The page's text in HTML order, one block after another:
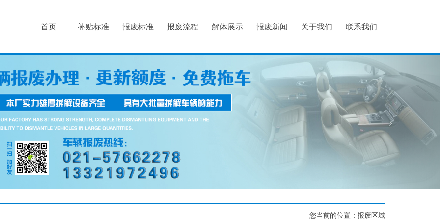
首页 补贴标准 报废标准 报废流程 解体展示 报废新闻 关于我们 联系我们
您当前的位置： 报废区域